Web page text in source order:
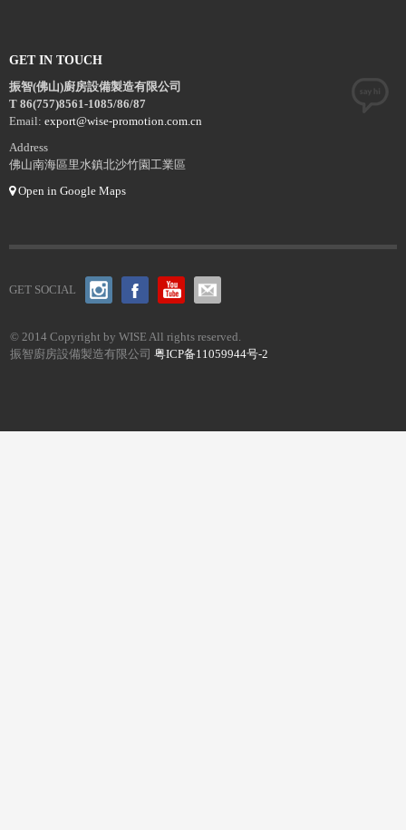
GET IN TOUCH
振智(佛山)廚房設備製造有限公司
T 86(757)8561-1085/86/87
Email: export@wise-promotion.com.cn
Address
佛山南海區里水鎮北沙竹園工業區
Open in Google Maps
GET SOCIAL
© 2014 Copyright by WISE All rights reserved.
振智廚房設備製造有限公司 粤ICP备11059944号-2